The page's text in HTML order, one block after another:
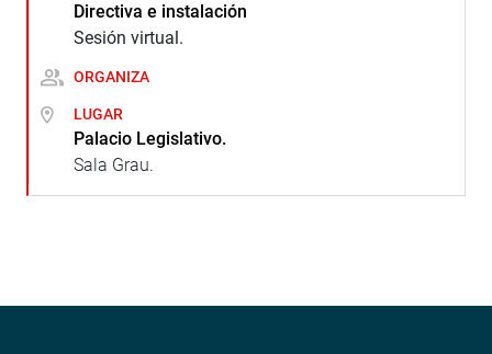
Directiva e instalación
Sesión virtual.
ORGANIZA
LUGAR
Palacio Legislativo.
Sala Grau.